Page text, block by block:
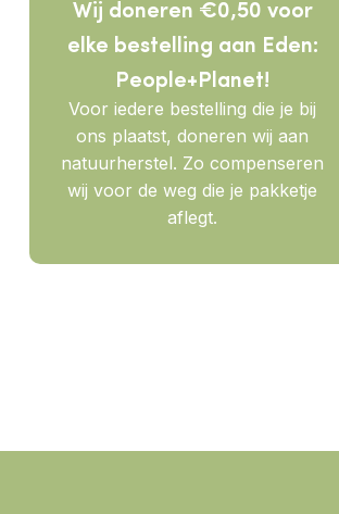
Wij doneren €0,50 voor
elke bestelling aan Eden:
People+Planet!
Voor iedere bestelling die je bij
ons plaatst, doneren wij aan
natuurherstel. Zo compenseren
wij voor de weg die je pakketje
aflegt.